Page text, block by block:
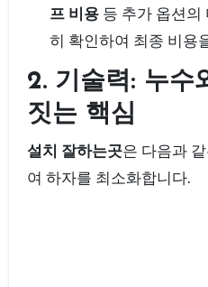
프 비용 등 추가 옵션
히 확인하여 최종 비용
2. 기술력: 누수
짓는 핵심
설치 잘하는곳은 다음과
여 하자를 최소화합니다.